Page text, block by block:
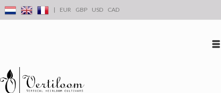
| EUR GBP USD CAD